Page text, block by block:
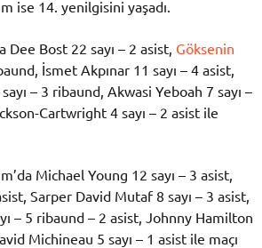
ise 14. yenilgisini yaşadı.
Dee Bost 22 sayı – 2 asist, Göksenin
İsmet Akpınar 11 sayı – 4 asist,
– 3 ribaund, Akwasi Yeboah 7 sayı –
Cartwright 4 sayı – 2 asist ile
Michael Young 12 sayı – 3 asist,
Sarper David Mutaf 8 sayı – 3 asist,
– 5 ribaund – 2 asist, Johnny Hamilton
Michineau 5 sayı – 1 asist ile maçı